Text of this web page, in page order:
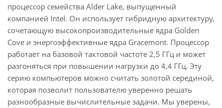
процессор семейства Alder Lake, выпущенный
компанией Intel. Он использует гибридную архитектуру,
сочетающую высокопроизводительные ядра Golden
Cove и энергоэффективные ядра Gracemont. Процессор
работает на базовой тактовой частоте 2,5 ГГц и может
разгоняться при повышении нагрузки до 4,4 ГГц. Эту
серию компьютеров можно считать золотой серединой,
которая позволит пользователю уверенно решать
разнообразные вычислительные задачи. Мы уверены,